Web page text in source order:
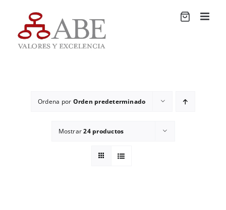
contenido
Ordena por Orden predeterminado
Mostrar24 productos